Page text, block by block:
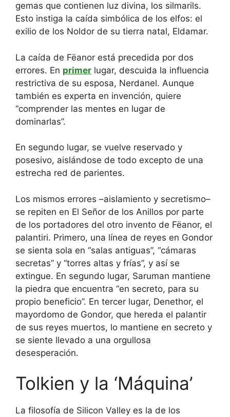
gemas que contienen luz divina, los silmarils.
Esto instiga la caída simbólica de los elfos: el
exilio de los Noldor de su tierra natal, Eldamar.
La caída de Fëanor está precedida por dos
errores. En primer lugar, descuida la influencia
restrictiva de su esposa, Nerdanel. Aunque
también es experta en invención, quiere
“comprender las mentes en lugar de
dominarlas”.
En segundo lugar, se vuelve reservado y
posesivo, aislándose de todo excepto de una
estrecha red de parientes.
Los mismos errores –aislamiento y secretismo–
se repiten en El Señor de los Anillos por parte
de los portadores del otro invento de Fëanor, el
palantiri. Primero, una línea de reyes en Gondor
se sienta sola en “salas antiguas”, “cámaras
secretas” y “torres altas y frías”, y así se
extingue. En segundo lugar, Saruman mantiene
la piedra que encuentra “en secreto, para su
propio beneficio”. En tercer lugar, Denethor, el
mayordomo de Gondor, que hereda el palantir
de sus reyes muertos, lo mantiene en secreto y
se siente llevado a una orgullosa
desesperación.
Tolkien y la ‘Máquina’
La filosofía de Silicon Valley es la de los